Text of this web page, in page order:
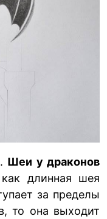
Шеи у драконов
длинная шея
за пределы
то она выходит